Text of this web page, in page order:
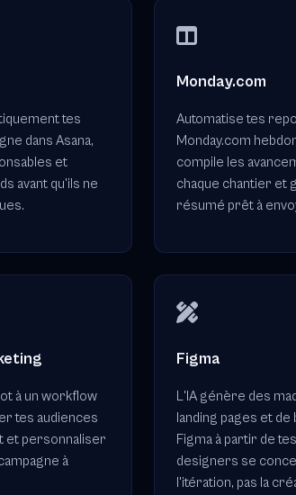
tes
dans Asana,
et
avant qu'ils ne
Monday.com
Automatise tes
Monday.com
compile les
chaque chantier et
résumé prêt à
à un workflow
tes audiences
et personnaliser
à
Figma
L'IA génère des
landing pages et
Figma à partir de
designers se
l'itération, pas la